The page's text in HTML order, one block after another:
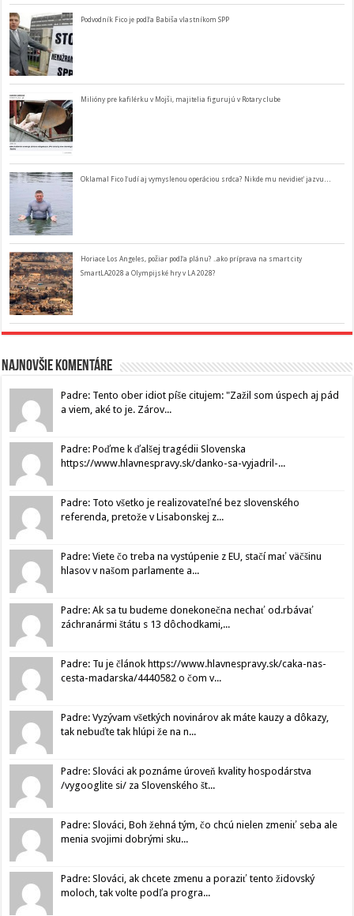
Podvodník Fico je podľa Babiša vlastníkom SPP
Milióny pre kafilérku v Mojši, majitelia figurujú v Rotary clube
Oklamal Fico ľudí aj vymyslenou operáciou srdca? Nikde mu nevidieť jazvu…
Horiace Los Angeles, požiar podľa plánu? ..ako príprava na smart city
SmartLA2028 a Olympijské hry v LA 2028?
Najnovšie komentáre
Padre: Tento ober idiot píše citujem: "Zažil som úspech aj pád
a viem, aké to je. Zárov...
Padre: Poďme k ďalšej tragédii Slovenska
https://www.hlavnespravy.sk/danko-sa-vyjadril-...
Padre: Toto všetko je realizovateľné bez slovenského
referenda, pretože v Lisabonskej z...
Padre: Viete čo treba na vystúpenie z EU, stačí mať väčšinu
hlasov v našom parlamente a...
Padre: Ak sa tu budeme donekonečna nechať od.rbávať
záchranármi štátu s 13 dôchodkami,...
Padre: Tu je článok https://www.hlavnespravy.sk/caka-nas-
cesta-madarska/4440582 o čom v...
Padre: Vyzývam všetkých novinárov ak máte kauzy a dôkazy,
tak nebuďte tak hlúpi že na n...
Padre: Slováci ak poznáme úroveň kvality hospodárstva
/vygooglite si/ za Slovenského št...
Padre: Slováci, Boh žehná tým, čo chcú nielen zmeniť seba ale
menia svojimi dobrými sku...
Padre: Slováci, ak chcete zmenu a poraziť tento židovský
moloch, tak volte podľa progra...